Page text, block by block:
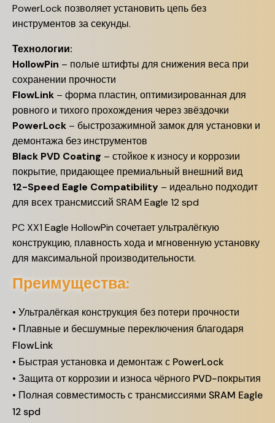
PowerLock позволяет установить цепь без
инструментов за секунды.
Технологии:
HollowPin – полые штифты для снижения веса при
сохранении прочности
FlowLink – форма пластин, оптимизированная для
ровного и тихого прохождения через звёздочки
PowerLock – быстрозажимной замок для установки и
демонтажа без инструментов
Black PVD Coating – стойкое к износу и коррозии
покрытие, придающее премиальный внешний вид
12-Speed Eagle Compatibility – идеально подходит
для всех трансмиссий SRAM Eagle 12 spd
PC XX1 Eagle HollowPin сочетает ультралёгкую
конструкцию, плавность хода и мгновенную установку
для максимальной производительности.
Преимущества:
• Ультралёгкая конструкция без потери прочности
• Плавные и бесшумные переключения благодаря
FlowLink
• Быстрая установка и демонтаж с PowerLock
• Защита от коррозии и износа чёрного PVD-покрытия
• Полная совместимость с трансмиссиями SRAM Eagle
12 spd